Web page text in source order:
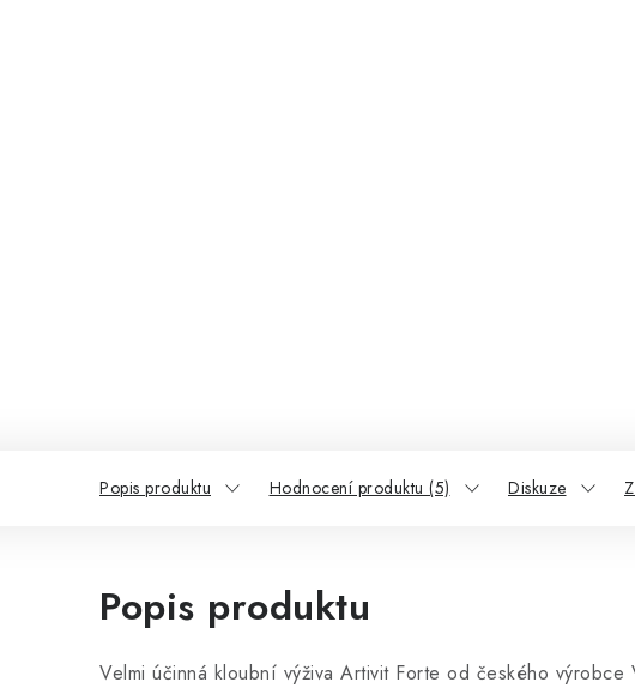
Popis produktu Hodnocení produktu (5) Diskuze
Popis produktu
Velmi účinná kloubní výživa Artivit Forte od českého